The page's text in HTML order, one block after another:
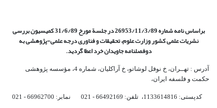
براساس نامه شماره 26953/11/3/89 در جلسة مورخ 31/6/89 کمیسیون
بررسی
نشریات علمی کشور وزارت علوم، تحقیقات و فناوری درجه علمی‌-پژوهشیبه
دوفصلنامه جاویدان خرد اعطا گردید.
آدرس : تهــران، خ نوفل لوشاتو، خ آراکلیان، شماره 4،‌ مؤسسه پژوهشی
حکمت و فلسفه ایران،‌
کدپستی: 1133614816، تلفن: 66492169 - 021 نمابر: 66962700 - 021